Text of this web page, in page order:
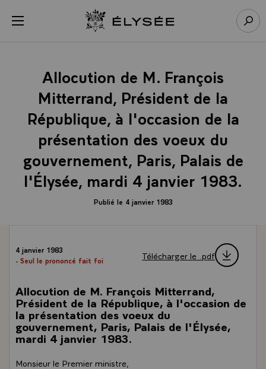
menu Retour à l’accueil Élysée
Allocution de M. François
Mitterrand, Président de la
République, à l'occasion de la
présentation des voeux du
gouvernement, Paris, Palais de
l'Élysée, mardi 4 janvier 1983.
Publié le 4 janvier 1983
4 janvier 1983
- Seul le prononcé fait foi
Télécharger le .pdf
Allocution de M. François Mitterrand,
Président de la République, à l'occasion de
la présentation des voeux du
gouvernement, Paris, Palais de l'Élysée,
mardi 4 janvier 1983.
Monsieur le Premier ministre,
Panneau de gestion des cookies